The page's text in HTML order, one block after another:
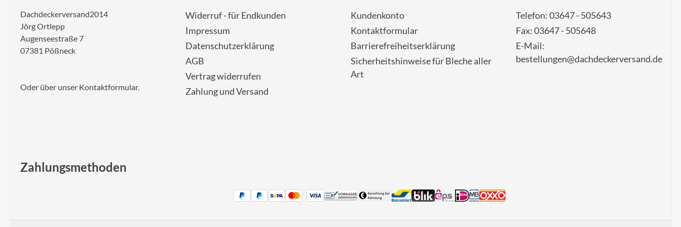
Dachdeckerversand2014
Jörg Ortlepp
Augenseestraße 7
07381 Pößneck
Oder über unser Kontaktformular.
Widerruf - für Endkunden
Impressum
Datenschutzerklärung
AGB
Vertrag widerrufen
Zahlung und Versand
Kundenkonto
Kontaktformular
Barrierefreiheitserklärung
Sicherheitshinweise für Bleche aller
Art
Telefon: 03647 - 505643
Fax: 03647 - 505648
E-Mail:
bestellungen@dachdeckerversand.de
Zahlungsmethoden